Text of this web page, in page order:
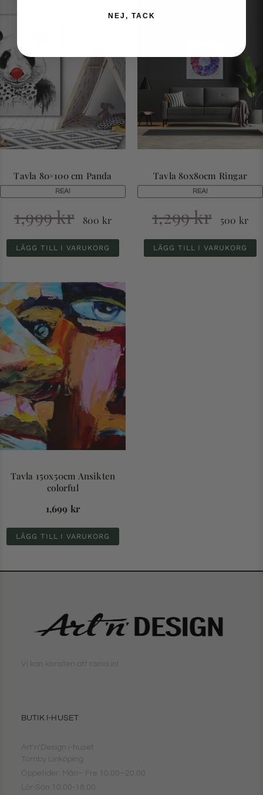
Tavla 80×100 cm Panda
REA!
1,999kr 800 kr
LÄGG TILL I VARUKORG
Tavla 80x80cm Ringar
REA!
1,299kr 500 kr
LÄGG TILL I VARUKORG
Tavla 150x50cm Ansikten
colorful
1,699 kr
LÄGG TILL I VARUKORG
Vi kan konsten att rama in!
BUTIK I-HUSET
Art'n'Design i-huset
Tornby Linköping
Öppetider: Mån– Fre 10.00–20.00
Lör-Sön 10.00-18.00
NEJ, TACK